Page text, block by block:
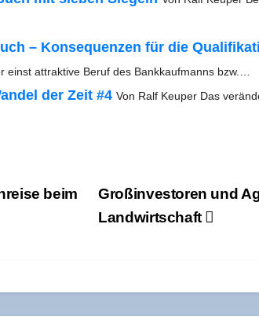
– Kon­se­quen­zen für die
einst attrak­ti­ve Beruf des Bank­kauf­manns bzw.…
der Zeit #4 Von Ralf Keu­per Das
Groß­in­ves­to­ren und
Landwirtschaft
beim